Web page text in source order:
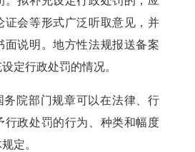
证会等形式广泛听取意见，并
面说明。地方性法规报送备案
定行政处罚的情况。
务院部门规章可以在法律、行
行政处罚的行为、种类和幅度
定。